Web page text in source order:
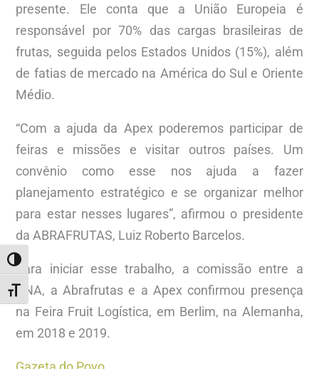
ALTERNAR ALTO CONTRASTE
ALTERNAR TAMANHO DA FONTE
presente. Ele conta que a União Europeia é
responsável por 70% das cargas brasileiras de
frutas, seguida pelos Estados Unidos (15%), além
de fatias de mercado na América do Sul e Oriente
Médio.
“Com a ajuda da Apex poderemos participar de
feiras e missões e visitar outros países. Um
convênio como esse nos ajuda a fazer
planejamento estratégico e se organizar melhor
para estar nesses lugares”, afirmou o presidente
da ABRAFRUTAS, Luiz Roberto Barcelos.
Para iniciar esse trabalho, a comissão entre a
CNA, a Abrafrutas e a Apex confirmou presença
na Feira Fruit Logística, em Berlim, na Alemanha,
em 2018 e 2019.